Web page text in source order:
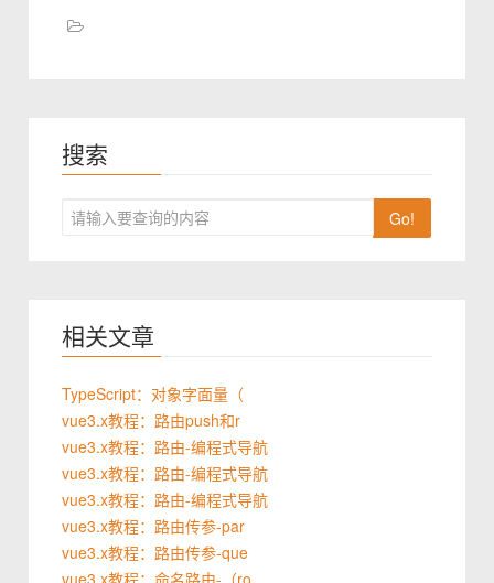
搜索
Go!
相关文章
TypeScript：对象字面量（
vue3.x教程：路由push和r
vue3.x教程：路由-编程式导航
vue3.x教程：路由-编程式导航
vue3.x教程：路由-编程式导航
vue3.x教程：路由传参-par
vue3.x教程：路由传参-que
vue3.x教程：命名路由-（ro